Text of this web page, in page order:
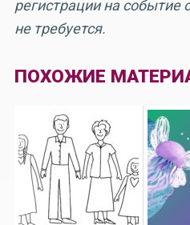
регистрации на событие
не требуется.
ПОХОЖИЕ